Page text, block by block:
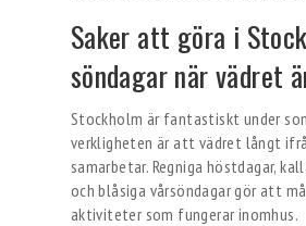
Saker att göra i
söndagar när vädret
Stockholm är fantastiskt under
verkligheten är att vädret långt
samarbetar. Regniga höstdagar,
och blåsiga vårsöndagar gör att
aktiviteter som fungerar inomhus.